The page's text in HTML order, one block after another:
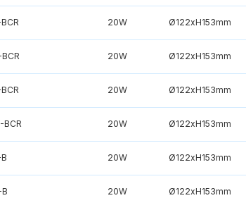
20W Ø122xH153mm
20W Ø122xH153mm
20W Ø122xH153mm
20W Ø122xH153mm
20W Ø122xH153mm
20W Ø122xH153mm